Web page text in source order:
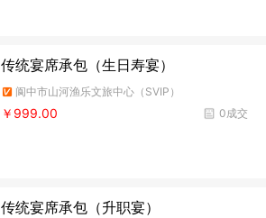
传统宴席承包（生日寿宴）
阆中市山河渔乐文旅中心（SVIP）
0成交
￥999.00
传统宴席承包（升职宴）